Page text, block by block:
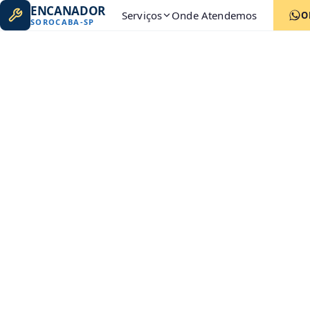
ENCANADOR
SOROCABA-SP Serviços Onde Atendemos